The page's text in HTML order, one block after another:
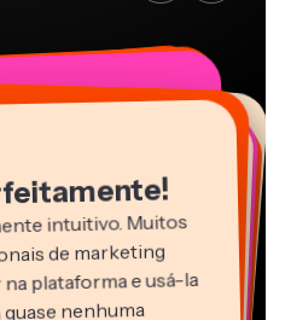
intuitivo. Muitos
de marketing
plataforma e usá-la
nenhuma